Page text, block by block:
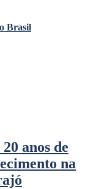
Brasil
anos de
na